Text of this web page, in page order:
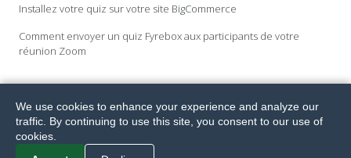
Installez votre quiz sur votre site BigCommerce
Comment envoyer un quiz Fyrebox aux participants de votre
réunion Zoom
©2001-2021 Tous droits réservés. Fyrebox® est une marque déposée
de Melvia Pty Ltd.© 2026 Terms.Privacy. GDPR.
We use cookies to enhance your experience and analyze our
traffic. By continuing to use this site, you consent to our use of
cookies.